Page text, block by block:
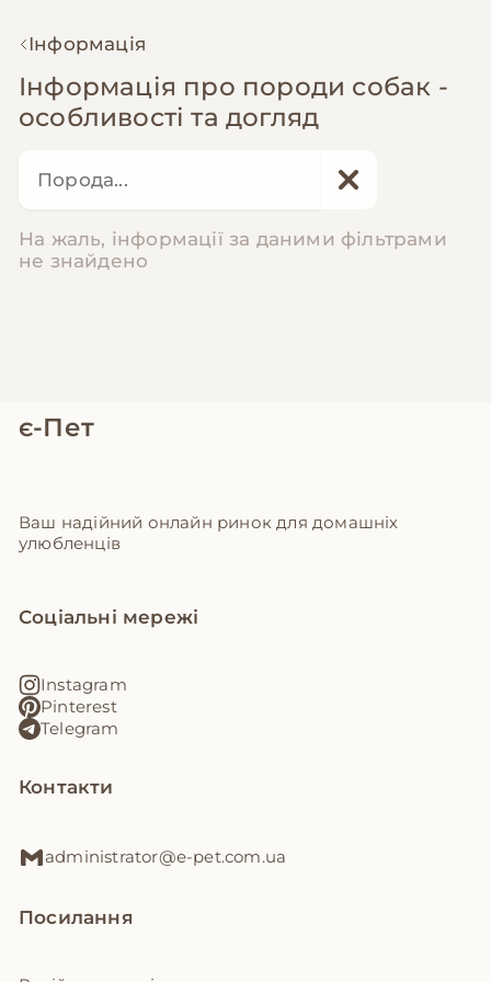
Інформація
Інформація про породи собак -
особливості та догляд
На жаль, інформації за даними фільтрами
не знайдено
є-Пет
Ваш надійний онлайн ринок для домашніх
улюбленців
Соціальні мережі
Instagram
Pinterest
Telegram
Контакти
administrator@e-pet.com.ua
Посилання